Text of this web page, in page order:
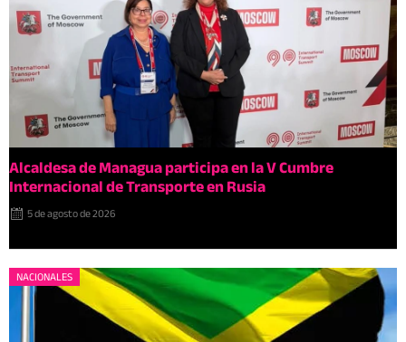
Alcaldesa de Managua participa en la V Cumbre
Internacional de Transporte en Rusia
5 de agosto de 2026
NACIONALES